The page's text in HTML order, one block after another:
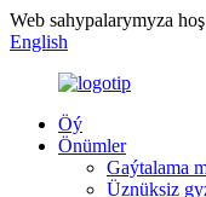
Web sahypalarymyza
English
Öý
Önümler
Gaýtalama
Üznüksiz